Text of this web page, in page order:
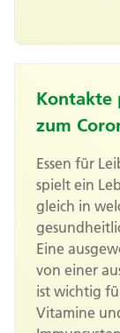
Kontakte
zum
Essen für
spielt ein
gleich in
Eine
von einer
ist wichtig
Vitamine